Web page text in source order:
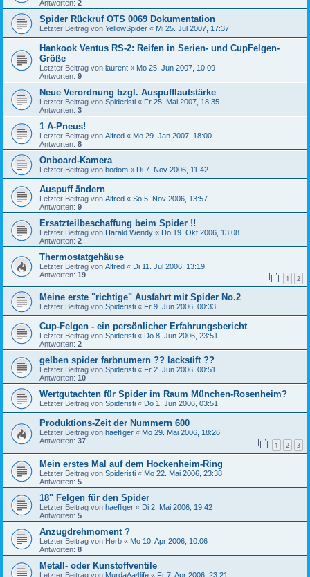
Antworten: 2
Spider Rückruf OTS 0069 Dokumentation
Letzter Beitrag von YellowSpider « Mi 25. Jul 2007, 17:37
Hankook Ventus RS-2: Reifen in Serien- und CupFelgen-
Größe
Letzter Beitrag von laurent « Mo 25. Jun 2007, 10:09
Antworten: 9
Neue Verordnung bzgl. Auspufflautstärke
Letzter Beitrag von Spideristi « Fr 25. Mai 2007, 18:35
Antworten: 3
1 A-Pneus!
Letzter Beitrag von Alfred « Mo 29. Jan 2007, 18:00
Antworten: 8
Onboard-Kamera
Letzter Beitrag von bodom « Di 7. Nov 2006, 11:42
Auspuff ändern
Letzter Beitrag von Alfred « So 5. Nov 2006, 13:57
Antworten: 9
Ersatzteilbeschaffung beim Spider !!
Letzter Beitrag von Harald Wendy « Do 19. Okt 2006, 13:08
Antworten: 2
Thermostatgehäuse
Letzter Beitrag von Alfred « Di 11. Jul 2006, 13:19
Antworten: 19 1 2
Meine erste "richtige" Ausfahrt mit Spider No.2
Letzter Beitrag von Spideristi « Fr 9. Jun 2006, 00:33
Cup-Felgen - ein persönlicher Erfahrungsbericht
Letzter Beitrag von Spideristi « Do 8. Jun 2006, 23:51
Antworten: 2
gelben spider farbnumern ?? lackstift ??
Letzter Beitrag von Spideristi « Fr 2. Jun 2006, 00:51
Antworten: 10
Wertgutachten für Spider im Raum München-Rosenheim?
Letzter Beitrag von Spideristi « Do 1. Jun 2006, 03:51
Produktions-Zeit der Nummern 600
Letzter Beitrag von haefliger « Mo 29. Mai 2006, 18:26
Antworten: 37 1 2 3
Mein erstes Mal auf dem Hockenheim-Ring
Letzter Beitrag von Spideristi « Mo 22. Mai 2006, 23:38
Antworten: 5
18" Felgen für den Spider
Letzter Beitrag von haefliger « Di 2. Mai 2006, 19:42
Antworten: 5
Anzugdrehmoment ?
Letzter Beitrag von Herb « Mo 10. Apr 2006, 10:06
Antworten: 8
Metall- oder Kunstoffventile
Letzter Beitrag von MurdaAa4life « Fr 7. Apr 2006, 23:21